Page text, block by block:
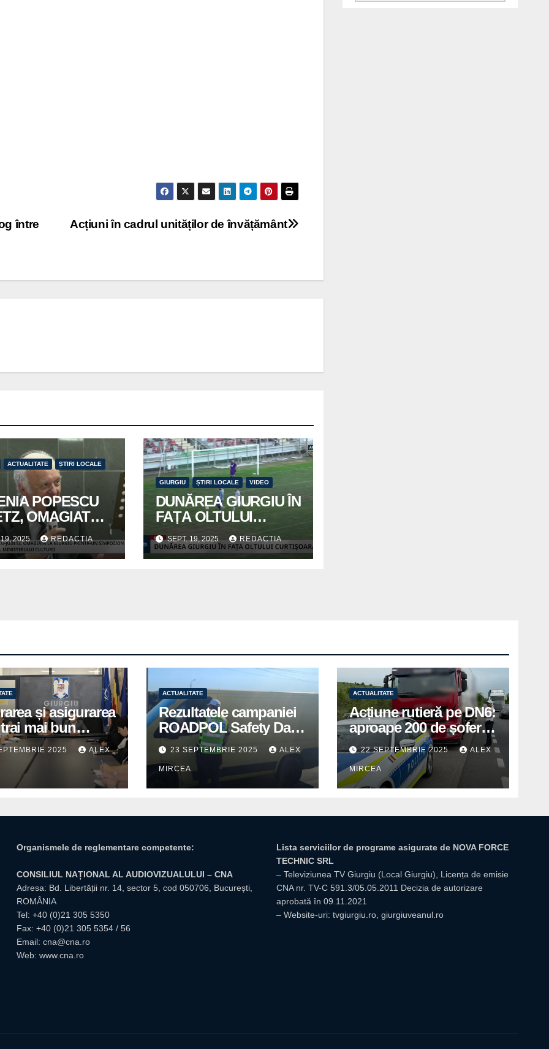
Acțiuni în cadrul unităților de învățământ
între
ACTUALITATE ȘTIRI LOCALE
POPESCU
OMAGIATĂ
2025 REDACTIA
GIURGIU ȘTIRI LOCALE VIDEO
DUNĂREA GIURGIU ÎN
FAȚA OLTULUI
CURTIȘOARA
SEPT. 19, 2025 REDACTIA
și asigurarea
mai bun
cetățenii romi,
pentru
publice
2025 ALEX
ACTUALITATE
Rezultatele campaniei
ROADPOL Safety Days
– o zi fără decese în
trafic23 SEPTEMBRIE 2025 ALEX
MIRCEA
ACTUALITATE
Acțiune rutieră pe DN6:
aproape 200 de șoferi
amendați de polițiștii
din Mihăilești
22 SEPTEMBRIE 2025 ALEX
MIRCEA
Organismele de reglementare competente:
CONSILIUL NAȚIONAL AL AUDIOVIZUALULUI – CNA
Adresa: Bd. Libertății nr. 14, sector 5, cod 050706, București,
ROMÂNIA
Tel: +40 (0)21 305 5350
Fax: +40 (0)21 305 5354 / 56
Email: cna@cna.ro
Web: www.cna.ro
Lista serviciilor de programe asigurate de NOVA FORCE
TECHNIC SRL
– Televiziunea TV Giurgiu (Local Giurgiu), Licența de emisie
CNA nr. TV-C 591.3/05.05.2011 Decizia de autorizare
aprobată în 09.11.2021
– Website-uri: tvgiurgiu.ro, giurgiuveanul.ro